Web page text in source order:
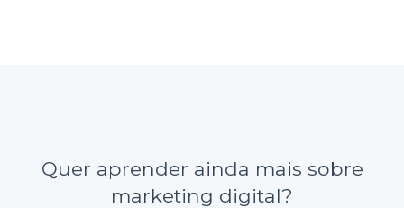
Quer aprender ainda mais sobre
marketing digital?